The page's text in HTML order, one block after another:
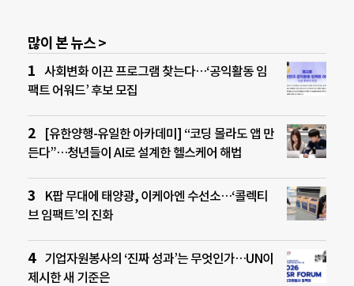
많이 본 뉴스 >
사회변화 이끈 프로그램 찾는다…‘공익활동 임
팩트 어워드’ 후보 모집
[유한양행-유일한 아카데미] “코딩 몰라도 앱 만
든다”…청년들이 AI로 설계한 헬스케어 해법
K팝 무대에 태양광, 이케아엔 수선소…‘콜렉티
브 임팩트’의 진화
기업자원봉사의 ‘진짜 성과’는 무엇인가…UN이
제시한 새 기준은